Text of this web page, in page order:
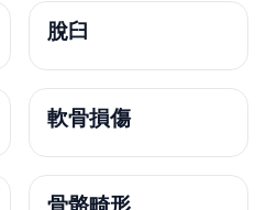
脫臼
軟骨損傷
骨骼畸形